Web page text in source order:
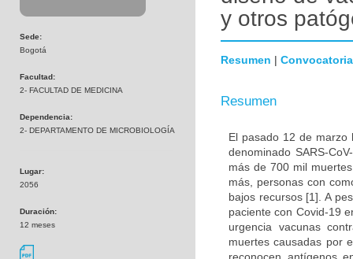
Sede:
Bogotá
Facultad:
2- FACULTAD DE MEDICINA
Dependencia:
2- DEPARTAMENTO DE MICROBIOLOGÍA
Lugar:
2056
Duración:
12 meses
y otros
Resumen | Convocatoria
Resumen
El pasado 12 de marzo
denominado SARS-
más de 700 mil
más, personas con
bajos recursos [1]. A
paciente con Covid-19
urgencia vacunas
muertes causadas por